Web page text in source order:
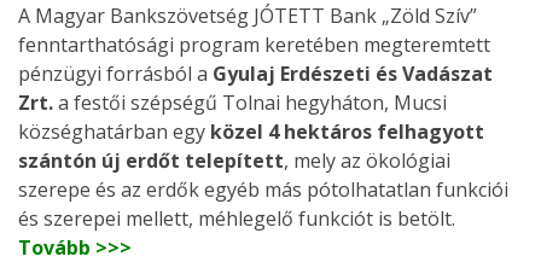
A Magyar Bankszövetség JÓTETT Bank „Zöld Szív”
fenntarthatósági program keretében megteremtett
pénzügyi forrásból a Gyulaj Erdészeti és Vadászat
Zrt.a festői szépségű Tolnai hegyháton, Mucsi
községhatárban egy közel 4 hektáros felhagyott
szántón új erdőt telepített, mely az ökológiai
szerepe és az erdők egyéb más pótolhatatlan funkciói
és szerepei mellett, méhlegelő funkciót is betölt.
Tovább >>>